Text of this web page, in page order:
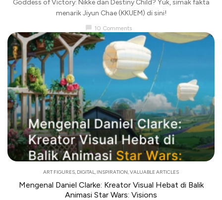
Goddess of Victory: Nikke dan Destiny Child? Yuk, simak fakta
menarik Jiyun Chae (KKUEM) di sini!
10 Comments
ART FIGURES, DIGITAL, INSPIRATION,VALUABLE ARTICLES
Mengenal Daniel Clarke: Kreator Visual Hebat di Balik
Animasi Star Wars: Visions